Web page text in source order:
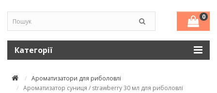
0
Категорії
Ароматизатори для риболовлі
Ароматизатор суниця / strawberry 30 мл для риболовлі